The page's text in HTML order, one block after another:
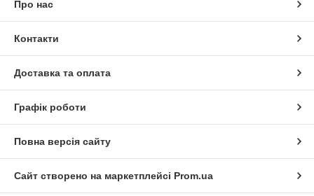
Про нас
Контакти
Доставка та оплата
Графік роботи
Повна версія сайту
Сайт створено на маркетплейсі Prom.ua